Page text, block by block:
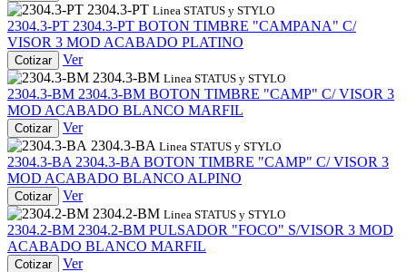
2304.3-PT Linea STATUS y STYLO
2304.3-PT 2304.3-PT BOTON TIMBRE "CAMPANA" C/
VISOR 3 MOD ACABADO PLATINO
Cotizar
Ver
2304.3-BM Linea STATUS y STYLO
2304.3-BM 2304.3-BM BOTON TIMBRE "CAMP" C/ VISOR 3
MOD ACABADO BLANCO MARFIL
Cotizar
Ver
2304.3-BA Linea STATUS y STYLO
2304.3-BA 2304.3-BA BOTON TIMBRE "CAMP" C/ VISOR 3
MOD ACABADO BLANCO ALPINO
Cotizar
Ver
2304.2-BM Linea STATUS y STYLO
2304.2-BM 2304.2-BM PULSADOR "FOCO" S/VISOR 3 MOD
ACABADO BLANCO MARFIL
Cotizar
Ver